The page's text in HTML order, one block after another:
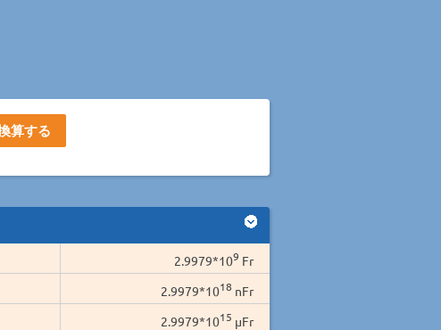
2.9979*109 Fr
2.9979*1018 nFr
2.9979*1015 µFr